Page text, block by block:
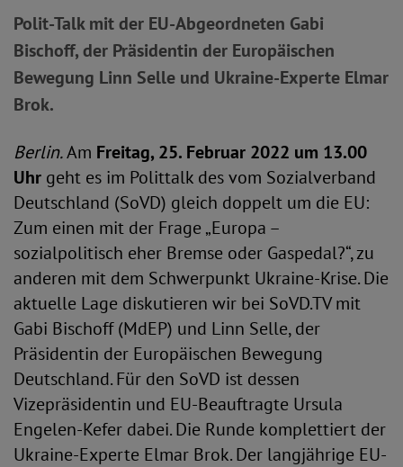
Polit-Talk mit der EU-Abgeordneten Gabi
Bischoff, der Präsidentin der Europäischen
Bewegung Linn Selle und Ukraine-Experte Elmar
Brok.
Berlin.Am Freitag, 25. Februar 2022 um 13.00
Uhr geht es im Polittalk des vom Sozialverband
Deutschland (SoVD) gleich doppelt um die EU:
Zum einen mit der Frage „Europa –
sozialpolitisch eher Bremse oder Gaspedal?“, zu
anderen mit dem Schwerpunkt Ukraine-Krise. Die
aktuelle Lage diskutieren wir bei SoVD.TV mit
Gabi Bischoff (MdEP) und Linn Selle, der
Präsidentin der Europäischen Bewegung
Deutschland. Für den SoVD ist dessen
Vizepräsidentin und EU-Beauftragte Ursula
Engelen-Kefer dabei. Die Runde komplettiert der
Ukraine-Experte Elmar Brok. Der langjährige EU-